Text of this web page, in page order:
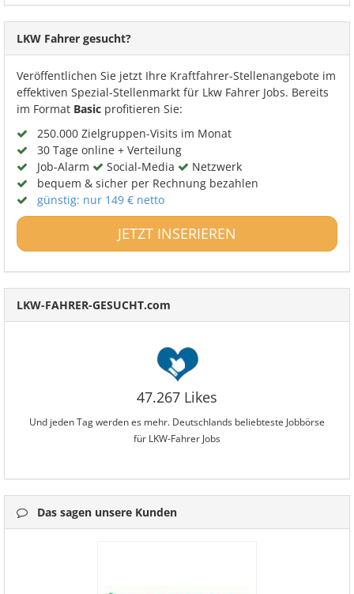
LKW Fahrer gesucht?
Veröffentlichen Sie jetzt Ihre Kraftfahrer-Stellenangebote im
effektiven Spezial-Stellenmarkt für Lkw Fahrer Jobs. Bereits
im Format Basic profitieren Sie:
250.000 Zielgruppen-Visits im Monat
30 Tage online + Verteilung
Job-Alarm
Social-Media
Netzwerk
bequem & sicher per Rechnung bezahlen
günstig: nur 149 € netto
JETZT INSERIEREN
LKW-FAHRER-GESUCHT.com
47.267 Likes
Und jeden Tag werden es mehr. Deutschlands beliebteste Jobbörse
für LKW-Fahrer Jobs
Das sagen unsere Kunden